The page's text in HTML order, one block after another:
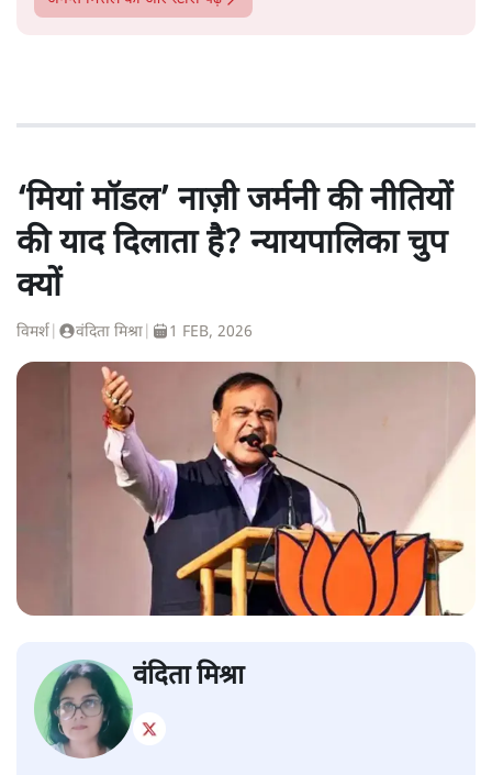
‘मियां मॉडल’ नाज़ी जर्मनी की नीतियों
की याद दिलाता है? न्यायपालिका चुप
क्यों
विमर्श वंदिता मिश्रा 1 FEB, 2026
वंदिता मिश्रा